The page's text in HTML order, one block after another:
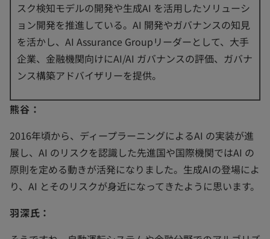
スク検知モデルの開発や生成AI を活用したソリューシ
ョン開発を推進している。AI 開発やガバナンスの知見
を活かし、AI Assurance Groupリーダーとして、大手
企業、金融機関向けにAI/AI ガバナンスの評価、ガバナ
ンス構築アドバイザリーを提供。
熊谷：
2016年頃から、ディープラーニングによるAI の実装が進
展し、AI のリスクを認識した先進国や国際機関ではAI の
原則を定める動きが活発になりました。生成AIの登場によ
り、AI とそのリスクが身近になってきたように思います。
羽深氏：